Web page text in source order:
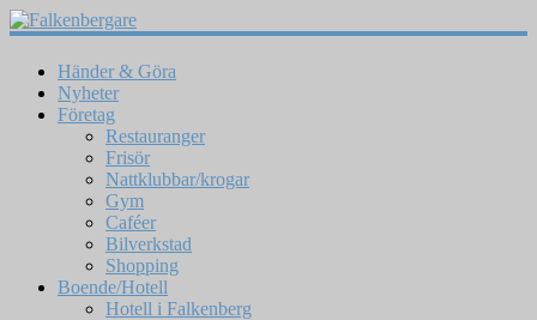
Händer & Göra
Nyheter
Företag
Restauranger
Frisör
Nattklubbar/krogar
Gym
Caféer
Bilverkstad
Shopping
Boende/Hotell
Hotell i Falkenberg